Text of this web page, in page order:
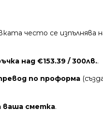
често се изпълнява
над €153.39 / 300лв..
по проформа
ваша сметка.